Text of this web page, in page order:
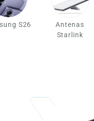
S26
Antenas
Starlink